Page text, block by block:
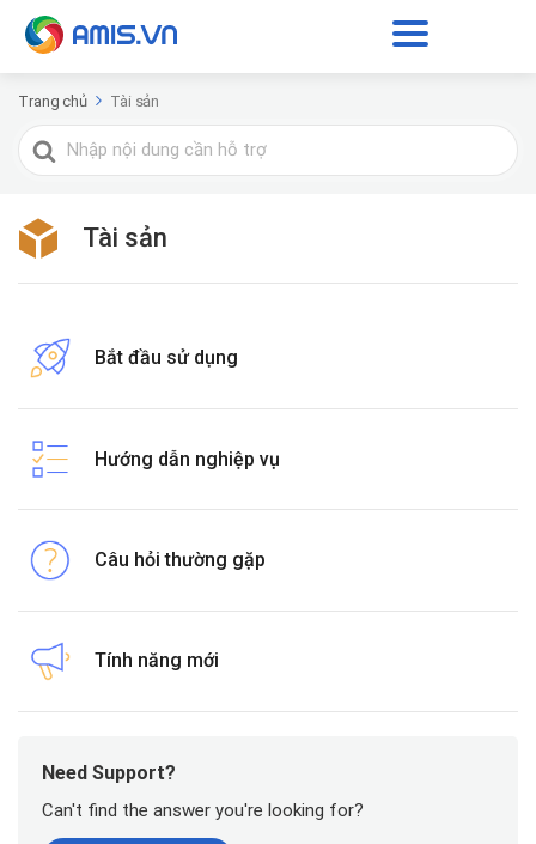
Trang chủ Tài sản
Tìm
kiếm
Tài sản
Bắt đầu sử dụng
Hướng dẫn nghiệp vụ
Câu hỏi thường gặp
Tính năng mới
Need Support?
Can't find the answer you're looking for?